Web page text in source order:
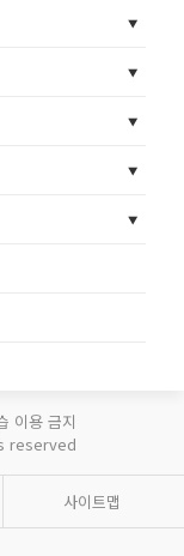
이용 금지
reserved
사이트맵